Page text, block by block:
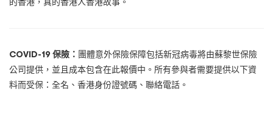
COVID-19 保險： 團體意外保險保障包括新冠病毒將由蘇黎世保險
公司提供，並且成本包含在此報價中。所有參與者需要提供以下資
料而受保：全名、香港身份證號碼、聯絡電話。